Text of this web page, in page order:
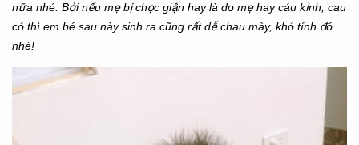
nữa nhé. Bởi nếu mẹ bị chọc giận hay là do mẹ hay cáu kỉnh, cau
có thì em bé sau này sinh ra cũng rất dễ chau mày, khó tính đó
nhé!